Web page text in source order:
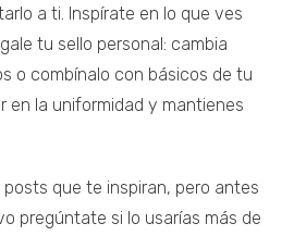
a ti. Inspírate en lo que ves
tu sello personal: cambia
o combínalo con básicos de tu
en la uniformidad y mantienes
posts que te inspiran, pero antes
pregúntate si lo usarías más de